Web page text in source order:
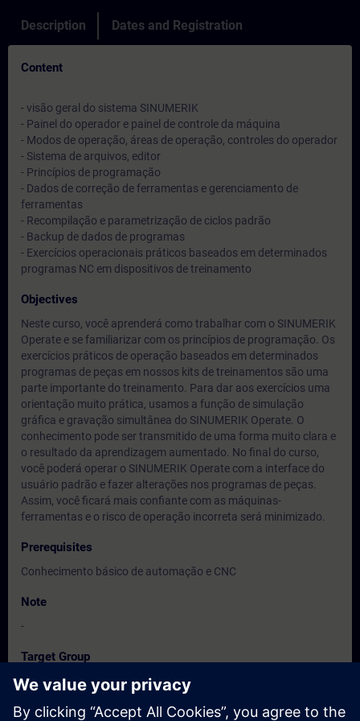
Description Dates and Registration
Content
- visão geral do sistema SINUMERIK
- Painel do operador e painel de controle da máquina
- Modos de operação, áreas de operação, controles do operador
- Sistema de arquivos, editor
- Princípios de programação
- Dados de correção de ferramentas e gerenciamento de
ferramentas
- Recompilação e parametrização de ciclos padrão
- Backup de dados de programas
- Exercícios operacionais práticos baseados em determinados
programas NC em dispositivos de treinamento
Objectives
Neste curso, você aprenderá como trabalhar com o SINUMERIK
Operate e se familiarizar com os princípios de programação. Os
exercícios práticos de operação baseados em determinados
programas de peças em nossos kits de treinamentos são uma
parte importante do treinamento. Para dar aos exercícios uma
orientação muito prática, usamos a função de simulação
gráfica e gravação simultânea do SINUMERIK Operate. O
conhecimento pode ser transmitido de uma forma muito clara e
o resultado da aprendizagem aumentado. No final do curso,
você poderá operar o SINUMERIK Operate com a interface do
usuário padrão e fazer alterações nos programas de peças.
Assim, você ficará mais confiante com as máquinas-
ferramentas e o risco de operação incorreta será minimizado.
Prerequisites
Conhecimento básico de automação e CNC
Note
-
Target Group
Operadpores